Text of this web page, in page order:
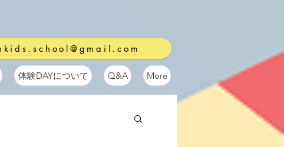
体験DAYについて Q&A More